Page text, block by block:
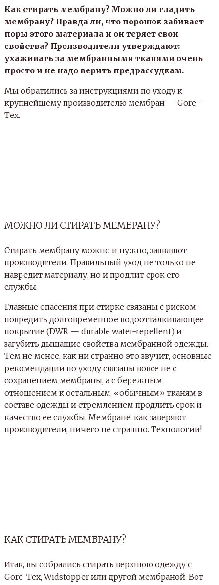
Как стирать мембрану? Можно ли гладить
мембрану? Правда ли, что порошок забивает
поры этого материала и он теряет свои
свойства? Производители утверждают:
ухаживать за мембранными тканями очень
просто и не надо верить предрассудкам.
Мы обратились за инструкциями по уходу к
крупнейшему производителю мембран — Gore-
Tex.
МОЖНО ЛИ СТИРАТЬ МЕМБРАНУ?
Стирать мембрану можно и нужно, заявляют
производители. Правильный уход не только не
навредит материалу, но и продлит срок его
службы.
Главные опасения при стирке связаны с риском
повредить долговременное водоотталкивающее
покрытие (DWR — durable water-repellent) и
загубить дышащие свойства мембранной одежды.
Тем не менее, как ни странно это звучит, основные
рекомендации по уходу связаны вовсе не с
сохранением мембраны, а с бережным
отношением к остальным, «обычным» тканям в
составе одежды и стремлением продлить срок и
качество ее службы. Мембране, как заверяют
производители, ничего не страшно. Технологии!
КАК СТИРАТЬ МЕМБРАНУ?
Итак, вы собрались стирать верхнюю одежду с
Gore-Tex, Widstopper или другой мембраной. Вот